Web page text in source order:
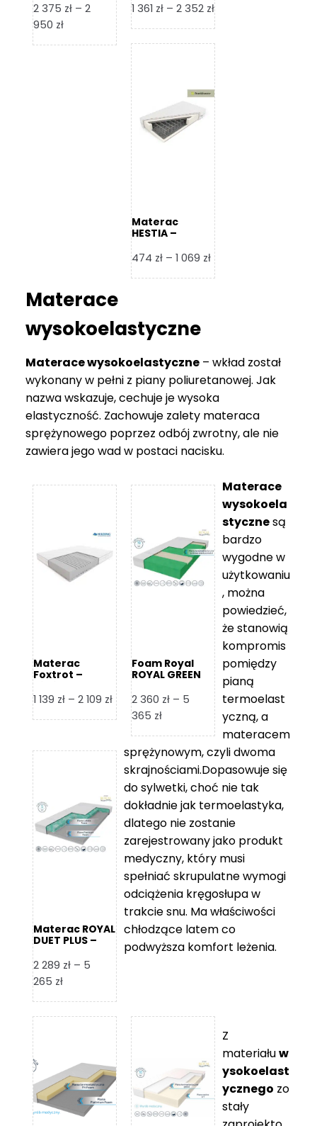
2 375 zł – 2
950 złZakres
1 361 zł – 2 352 złZakres
cen:
od
1
361 zł
do
2
352 zł
Materac
HESTIA –
474 zł – 1 069 złZakres
cen:
069 zł
Materace
wysokoelastyczne
Materace wysokoelastyczne – wkład został
wykonany w pełni z piany poliuretanowej. Jak
nazwa wskazuje, cechuje je wysoka
elastyczność. Zachowuje zalety materaca
sprężynowego poprzez odbój zwrotny, ale nie
zawiera jego wad w postaci nacisku.
Materac
Foxtrot –
1 139 zł – 2 109 złZakres
cen:
1
139 zł
do
2
109 zł
Foam Royal
ROYAL GREEN
piankowy
2 360 zł – 5
365 złZakres
od
2
360 zł
5
365 zł
Materac ROYAL
DUET PLUS –
2 289 zł – 5
265 złZakres
od
do
5
265 zł
Materace
wysokoela
stycznesą
bardzo
wygodne w
użytkowaniu
, można
powiedzieć,
że stanowią
kompromis
pomiędzy
pianą
termoelast
yczną, a
materacem
sprężynowym, czyli dwoma
skrajnościami.Dopasowuje się
do sylwetki, choć nie tak
dokładnie jak termoelastyka,
dlatego nie zostanie
zarejestrowany jako produkt
medyczny, który musi
spełniać skrupulatne wymogi
odciążenia kręgosłupa w
trakcie snu. Ma właściwości
chłodzące latem co
podwyższa komfort leżenia.
Z
materiałuw
ysokoelast
ycznego zo
stały